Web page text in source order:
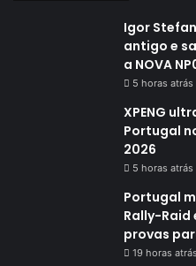
Igor
antigo e
a NOVA
5 horas atrás
XPENG
Portugal
2026
5 horas atrás
Portugal
Rally-Raid
provas
19 horas atrás